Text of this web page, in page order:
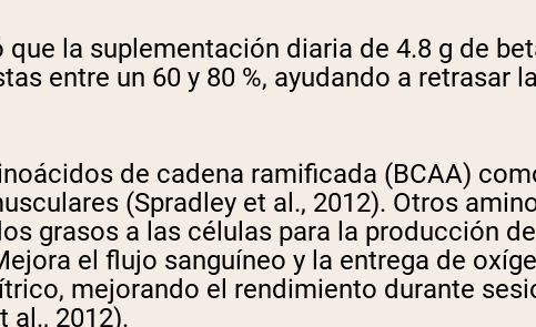
la suplementación diaria de 4.8 g de
entre un 60 y 80 %, ayudando a retrasar
de cadena ramificada (BCAA)
(Spradley et al., 2012). Otros
grasos a las células para la producción
el flujo sanguíneo y la entrega de
mejorando el rendimiento durante
al., 2012).